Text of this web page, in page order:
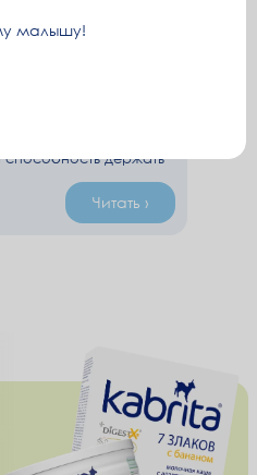
держать
становится
его шейные мышцы и
первые шаги к
Читать ›
малышу!